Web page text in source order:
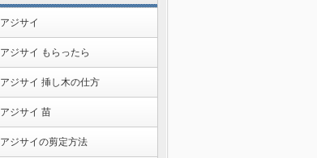
アジサイ
アジサイ もらったら
アジサイ 挿し木の仕方
アジサイ 苗
アジサイの剪定方法